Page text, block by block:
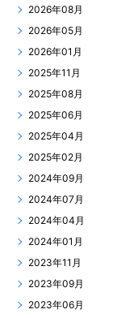
2026年08月
2026年05月
2026年01月
2025年11月
2025年08月
2025年06月
2025年04月
2025年02月
2024年09月
2024年07月
2024年04月
2024年01月
2023年11月
2023年09月
2023年06月